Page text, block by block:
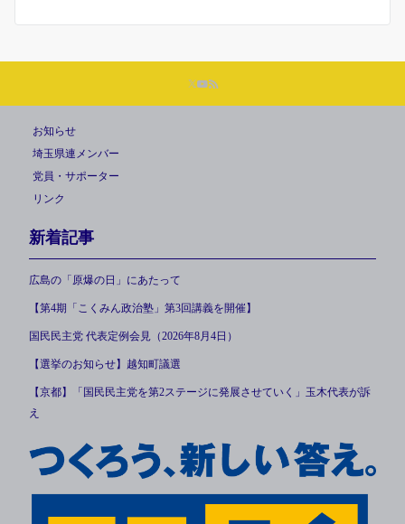
お知らせ
埼玉県連メンバー
党員・サポーター
リンク
新着記事
広島の「原爆の日」にあたって
【第4期「こくみん政治塾」第3回講義を開催】
国民民主党 代表定例会見（2026年8月4日）
【選挙のお知らせ】越知町議選
【京都】「国民民主党を第2ステージに発展させていく」玉木代表が訴
え